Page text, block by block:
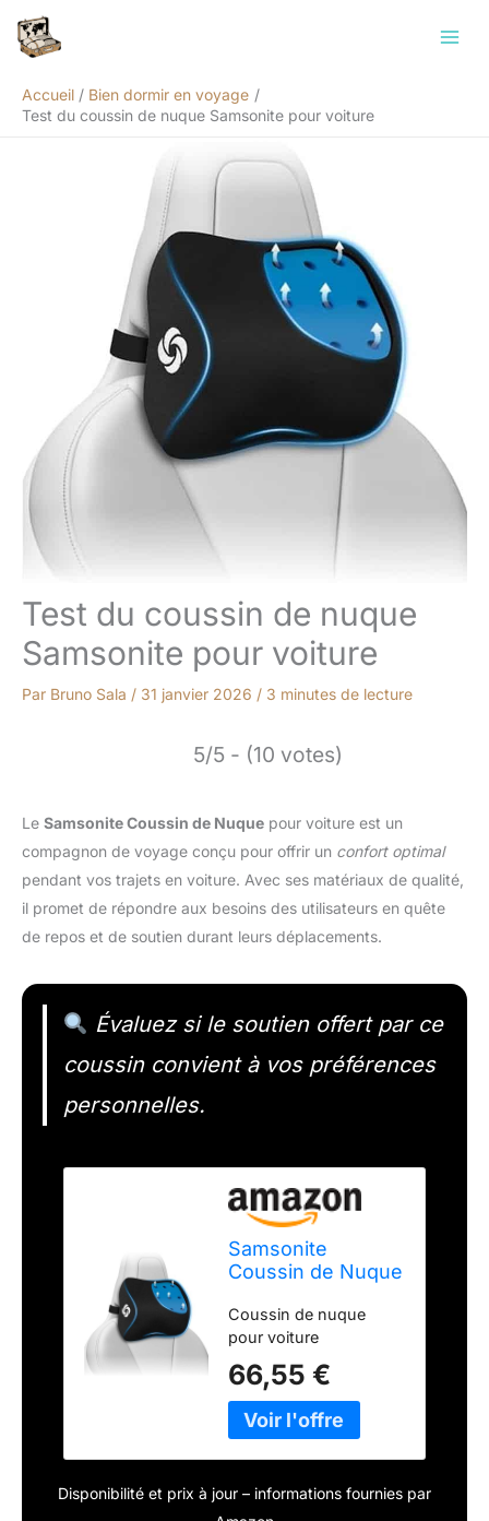
Accueil
Bien dormir en voyage
Test du coussin de nuque Samsonite pour voiture
Test du coussin de nuque
Samsonite pour voiture
Par Bruno Sala / 31 janvier 2026 / 3 minutes de lecture
5/5 - (10 votes)
Le Samsonite Coussin de Nuque pour voiture est un
compagnon de voyage conçu pour offrir un confort optimal
pendant vos trajets en voiture. Avec ses matériaux de qualité,
il promet de répondre aux besoins des utilisateurs en quête
de repos et de soutien durant leurs déplacements.
Évaluez si le soutien offert par ce
coussin convient à vos préférences
personnelles.
Samsonite
Coussin de Nuque
Coussin de nuque
pour voiture
66,55 €
Disponibilité et prix à jour – informations fournies par
Rechercher